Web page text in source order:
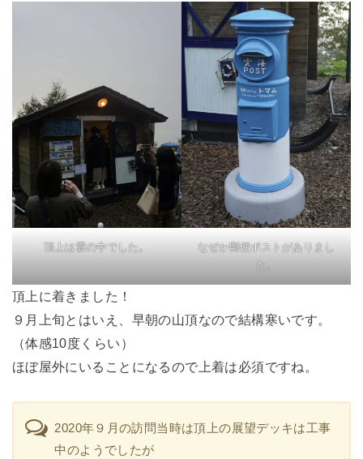
頂上は雲の中でした。
なぜか郵便ポストがありまし
た。
頂上に着きました！
９月上旬とはいえ、早朝の山頂なので結構寒いです。
（体感10度くらい）
ほぼ屋外にいることになるので上着は必須ですね。
2020年９月の訪問当時は頂上の展望デッキは工事
中のようでしたが